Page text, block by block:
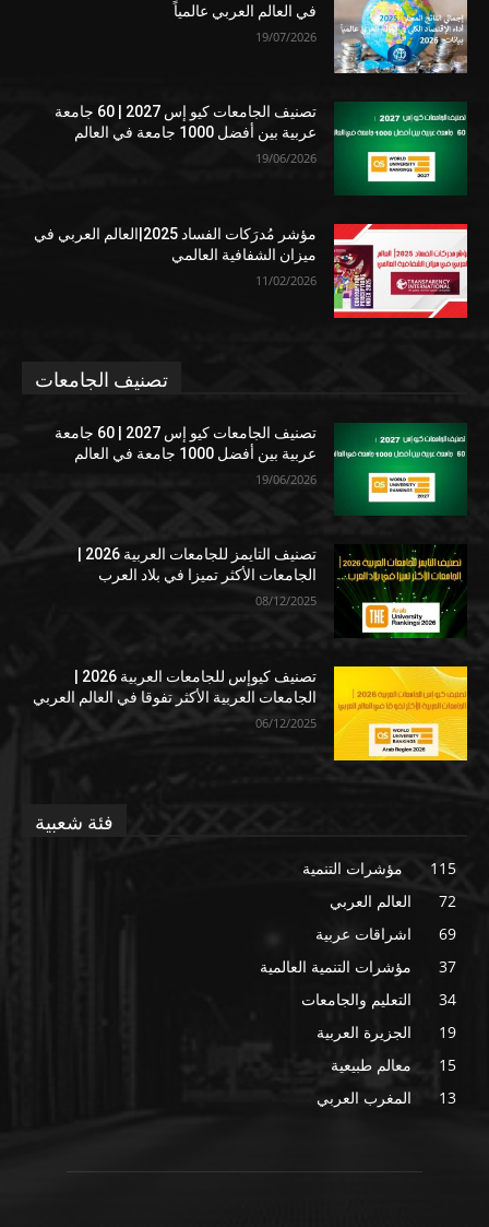
في العالم العربي عالمياً
19/07/2026
تصنيف الجامعات كيو إس 2027 | 60 جامعة
عربية بين أفضل 1000 جامعة في العالم
19/06/2026
مؤشر مُدرَكات الفساد 2025|العالم العربي في
ميزان الشفافية العالمي
11/02/2026
تصنيف الجامعات
تصنيف الجامعات كيو إس 2027 | 60 جامعة
عربية بين أفضل 1000 جامعة في العالم
19/06/2026
الجامعات الأكثر تميزا في بلاد العرب
08/12/2025
الجامعات العربية الأكثر تفوقا في العالم العربي
06/12/2025
فئة شعبية
مؤشرات التنمية
115
العالم العربي
72
اشراقات عربية
69
مؤشرات التنمية العالمية
37
التعليم والجامعات
34
الجزيرة العربية
19
معالم طبيعية
15
المغرب العربي
13